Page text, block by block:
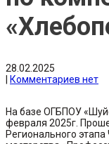
28.02.2025
Комментариев нет
На базе ОГБПОУ
февраля 2025г.
Регионального